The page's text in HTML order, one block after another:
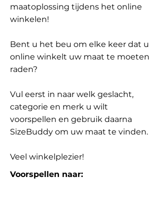
maatoplossing tijdens het online
winkelen!
Bent u het beu om elke keer dat u
online winkelt uw maat te moeten
raden?
Vul eerst in naar welk geslacht,
categorie en merk u wilt
voorspellen en gebruik daarna
SizeBuddy om uw maat te vinden.
Veel winkelplezier!
Voorspellen naar: